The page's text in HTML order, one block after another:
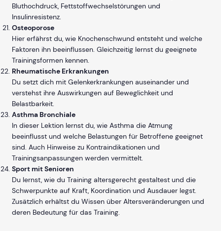
Bluthochdruck, Fettstoffwechselstörungen und
Insulinresistenz.
Osteoporose
Hier erfährst du, wie Knochenschwund entsteht und welche
Faktoren ihn beeinflussen. Gleichzeitig lernst du geeignete
Trainingsformen kennen.
Rheumatische Erkrankungen
Du setzt dich mit Gelenkerkrankungen auseinander und
verstehst ihre Auswirkungen auf Beweglichkeit und
Belastbarkeit.
Asthma Bronchiale
In dieser Lektion lernst du, wie Asthma die Atmung
beeinflusst und welche Belastungen für Betroffene geeignet
sind. Auch Hinweise zu Kontraindikationen und
Trainingsanpassungen werden vermittelt.
Sport mit Senioren
Du lernst, wie du Training altersgerecht gestaltest und die
Schwerpunkte auf Kraft, Koordination und Ausdauer legst.
Zusätzlich erhältst du Wissen über Altersveränderungen und
deren Bedeutung für das Training.